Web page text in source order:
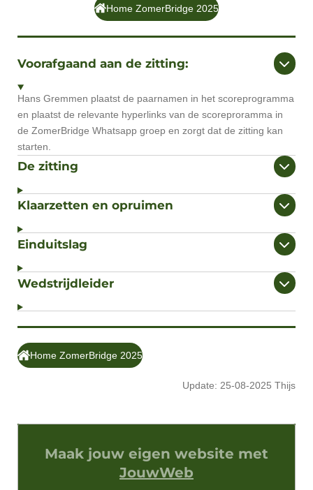
Home ZomerBridge 2025
Voorafgaand aan de zitting:
Hans Gremmen plaatst de paarnamen in het scoreprogramma
en plaatst de relevante hyperlinks van de scoreproramma in
de ZomerBridge Whatsapp groep en zorgt dat de zitting kan
starten.
De zitting
Klaarzetten en opruimen
Einduitslag
Wedstrijdleider
Home ZomerBridge 2025
Update: 25-08-2025 Thijs
Maak jouw eigen website met
JouwWeb